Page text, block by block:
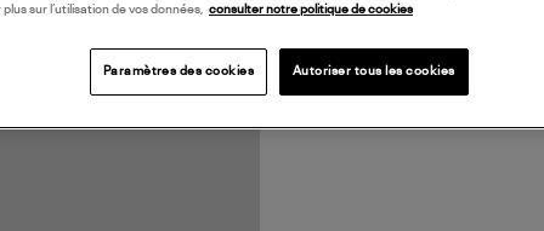
EUROPE
sur l’utilisation de vos données,
consulter notre politique de cookies
Paramètres des cookies Autoriser tous les cookies